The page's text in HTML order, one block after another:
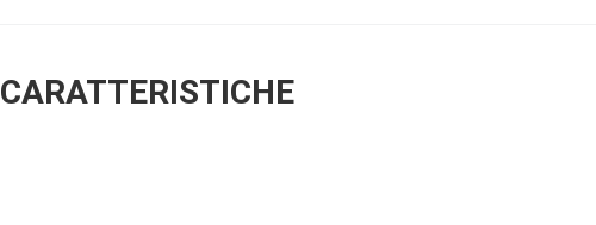
CARATTERISTICHE